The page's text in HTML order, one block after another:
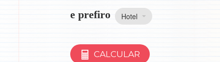
e prefiro Hotel
CALCULAR